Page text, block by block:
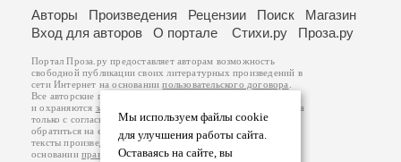
Мы используем файлы cookie
для улучшения работы сайта.
Оставаясь на сайте, вы
Авторы Произведения Рецензии Поиск
Магазин
Вход для авторов
О портале Стихи.ру Проза.ру
Портал Проза.ру предоставляет авторам возможность
свободной публикации своих литературных произведений в
сети Интернет на основаниипользовательского договора
Все авторские права на произведения принадлежат авторам
и охраняются законом
. Перепечатка произведений возможна
только с согласия его автора, к которому вы можете
обратиться на его авторской странице. Ответственность за
тексты произведений авторы несут самостоятельно на
основанииправил публикацииизаконодательства